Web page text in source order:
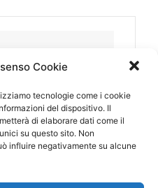
Cookie
tecnologie come i cookie
del dispositivo. Il
di elaborare dati come il
su questo sito. Non
influire negativamente su alcune